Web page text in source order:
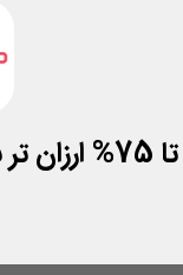
تا 75% ارزان تر با تخفیف های داغ دیجی کالا